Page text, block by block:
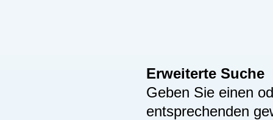
Erweiterte Suche
Geben Sie einen
entsprechenden